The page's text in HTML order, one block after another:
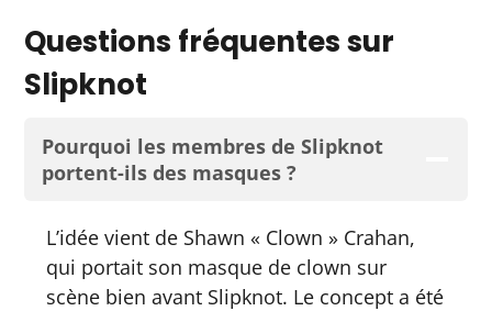
Questions fréquentes sur
Slipknot
Pourquoi les membres de Slipknot
portent-ils des masques ?
L’idée vient de Shawn « Clown » Crahan,
qui portait son masque de clown sur
scène bien avant Slipknot. Le concept a été